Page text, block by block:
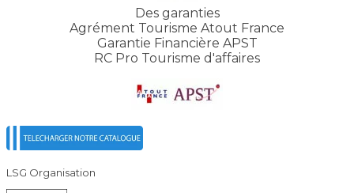
Des garanties
Agrément Tourisme Atout France
Garantie Financière APST
RC Pro Tourisme d'affaires
LSG Organisation